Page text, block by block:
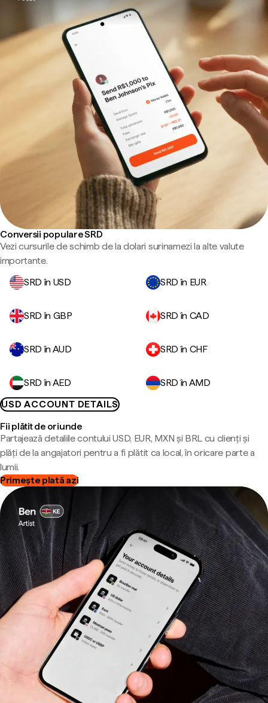
Conversii populare SRD
Vezi cursurile de schimb de la dolari surinamezi la alte valute
importante.
SRD în USD
SRD în EUR
SRD în GBP SRD în CAD
SRD în AUD SRD în CHF
SRD în AED
SRD în AMD
USD ACCOUNT DETAILS
Fii plătit de oriunde
Partajează detaliile contului USD, EUR, MXN și BRL cu clienți și
plăți de la angajatori pentru a fi plătit ca local, în oricare parte a
lumii.
Primește plată azi